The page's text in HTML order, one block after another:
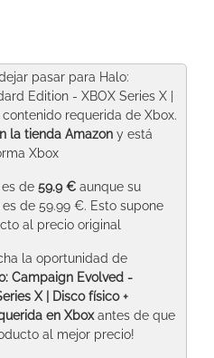
pasar para Halo:
Edition - XBOX Series X |
requerida de Xbox.
la tienda Amazon y está
Xbox
de 59.9 € aunque su
de 59.99 €. Esto supone
al precio original
la oportunidad de
Campaign Evolved -
X | Disco físico +
en Xboxantes de que
al mejor precio!